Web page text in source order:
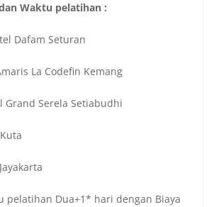
Waktu pelatihan :
Dafam Seturan
La Codefin Kemang
Grand Serela Setiabudhi
pelatihan Dua+1* hari dengan Biaya